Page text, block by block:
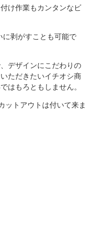
け作業もカンタンなビ
剥がすことも可能で
デザインにこだわりの
ただきたいイチオシ商
はもろともしません。
ットアウトは付いて来ま